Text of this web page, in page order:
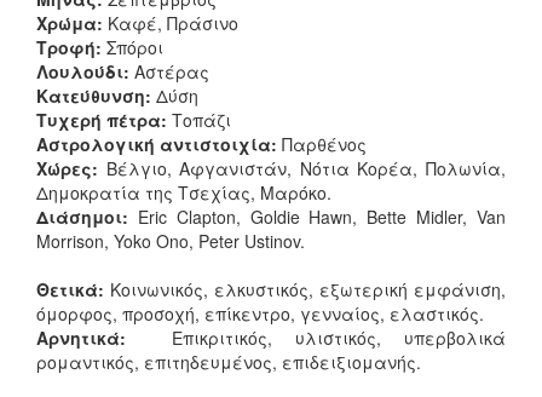
Χρώμα: Καφέ, Πράσινο
Τροφή: Σπόροι
Λουλούδι: Αστέρας
Κατεύθυνση: Δύση
Τυχερή πέτρα: Τοπάζι
Αστρολογική αντιστοιχία: Παρθένος
Χώρες: Βέλγιο, Αφγανιστάν, Νότια Κορέα, Πολωνία,
Δημοκρατία της Τσεχίας, Μαρόκο.
Διάσημοι: Eric Clapton, Goldie Hawn, Bette Midler, Van
Morrison, Yoko Ono, Peter Ustinov.
Θετικά: Κοινωνικός, ελκυστικός, εξωτερική εμφάνιση,
όμορφος, προσοχή, επίκεντρο, γενναίος, ελαστικός.
Αρνητικά: Επικριτικός, υλιστικός, υπερβολικά
ρομαντικός, επιτηδευμένος, επιδειξιομανής.